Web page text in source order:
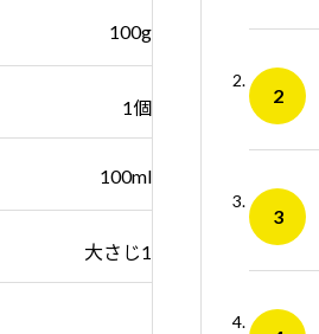
100g
1個
100ml
大さじ1